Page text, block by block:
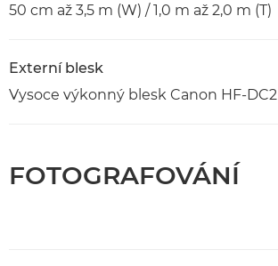
50 cm až 3,5 m (W) / 1,0 m až 2,0 m (T)
Externí blesk
Vysoce výkonný blesk Canon HF-DC2
FOTOGRAFOVÁNÍ